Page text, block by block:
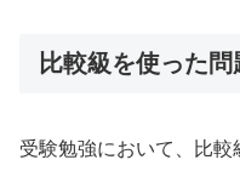
比較級を使った
受験勉強において、比